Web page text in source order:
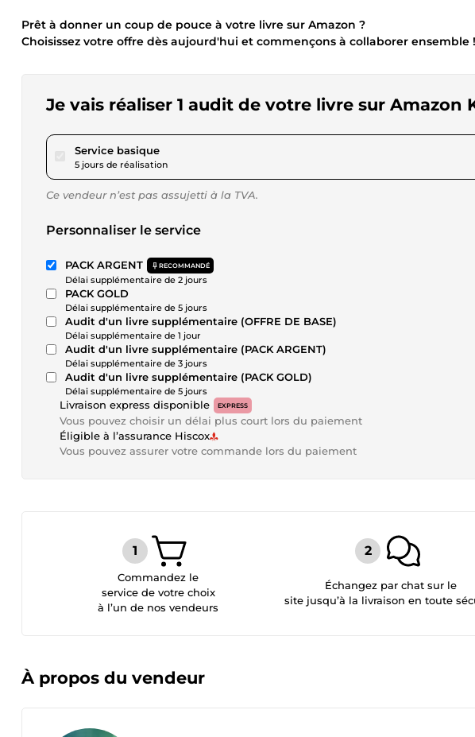
Prêt à donner un coup de pouce à votre livre sur Amazon ?
Choisissez votre offre dès aujourd'hui et commençons à collaborer ensemble
Je vais réaliser 1 audit de votre livre sur Amazon
Service basiquepour 34,68 $US
5 jours de réalisation
Ce vendeur n’est pas assujetti à la TVA.
Personnaliser le service
PACK ARGENT RECOMMANDÉ
Délai supplémentaire de 2 jours
PACK GOLD
Délai supplémentaire de 5 jours
Audit d'un livre supplémentaire (OFFRE DE BASE)
Délai supplémentaire de 1 jour
Audit d'un livre supplémentaire (PACK ARGENT)
Délai supplémentaire de 3 jours
Audit d'un livre supplémentaire (PACK GOLD)
Délai supplémentaire de 5 jours
Livraison express disponible EXPRESS
Vous pouvez choisir un délai plus court lors du paiement
Éligible à l’assurance Hiscox
Vous pouvez assurer votre commande lors du paiement
Commandez le
service de votre choix
à l’un de nos vendeurs
Échangez par chat sur le
site jusqu’à la livraison en toute
À propos du vendeur